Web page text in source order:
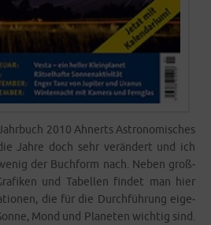
2010 Ahnerts Astro­no­mi­sches
Jah­re doch sehr ver­än­dert und ich
der Buch­form nach. Neben groß­
und Tabel­len fin­det man hier
die für die Durch­füh­rung eige­
Mond und Pla­ne­ten wich­tig sind.